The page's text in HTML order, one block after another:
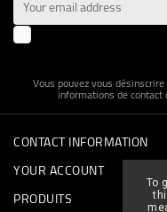
Vous pouvez vous
informations de
CONTACT INFORMATION
YOUR ACCOUNT
PRODUITS
To